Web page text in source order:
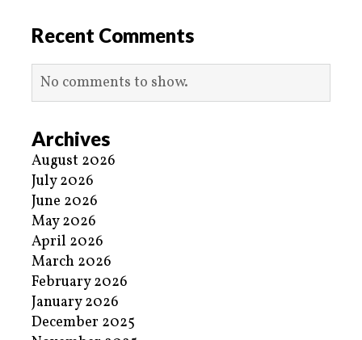
Recent Comments
No comments to show.
Archives
August 2026
July 2026
June 2026
May 2026
April 2026
March 2026
February 2026
January 2026
December 2025